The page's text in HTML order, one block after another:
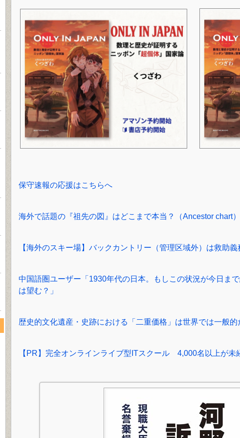
保守速報の応援はこちらへ
海外で話題の『祖先の図』はどこまで本当？（Ancestor chart）
【海外のスキー場】バックカントリー（管理区域外）は救助
中国語圏ユーザー「1930年代の日本。もしこの状況が今日ま
は望む？」
歴史的文化遺産・史跡における「二重価格」は世界では一般的
【PR】完全オンラインライブ型ITスクール 4,000名以上が未